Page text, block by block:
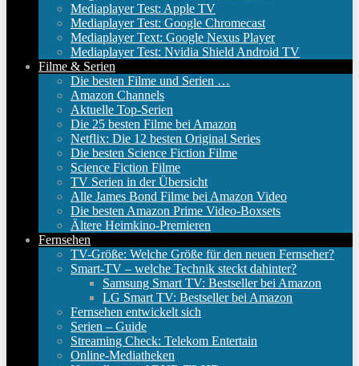
Mediaplayer Test: Apple TV
Mediaplayer Test: Google Chromecast
Mediaplayer Text: Google Nexus Player
Mediaplayer Test: Nvidia Shield Android TV
Filme & Serien
Die besten Filme und Serien …
Amazon Channels
Aktuelle Top-Serien
Die 25 besten Filme bei Amazon
Netflix: Die 12 besten Original Series
Die besten Science Fiction Filme
Science Fiction Filme
TV Serien in der Übersicht
Alle James Bond Filme bei Amazon Video
Die besten Amazon Prime Video-Boxsets
Ältere Heimkino-Premieren
Fernsehen
TV-Größe: Welche Größe für den neuen Fernseher?
Smart-TV – welche Technik steckt dahinter?
Samsung Smart TV: Bestseller bei Amazon
LG Smart TV: Bestseller bei Amazon
Fernsehen entwickelt sich
Serien – Guide
Streaming Check: Telekom Entertain
Online-Mediatheken